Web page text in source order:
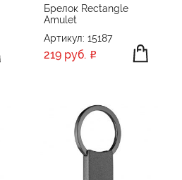
СБРОСИТЬ
Брелок Rectangle
Amulet
Артикул: 15187
219 руб.